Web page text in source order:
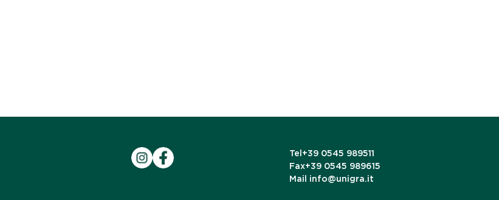
Tel +39 0545 989511
Fax+39 0545 989615
Mail info@unigra.it